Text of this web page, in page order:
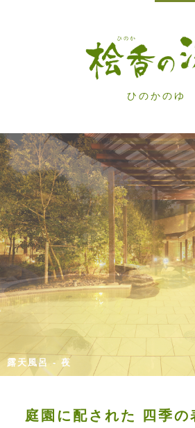
ひのかのゆ
露天風呂 - 夜
庭園に配された
四季の